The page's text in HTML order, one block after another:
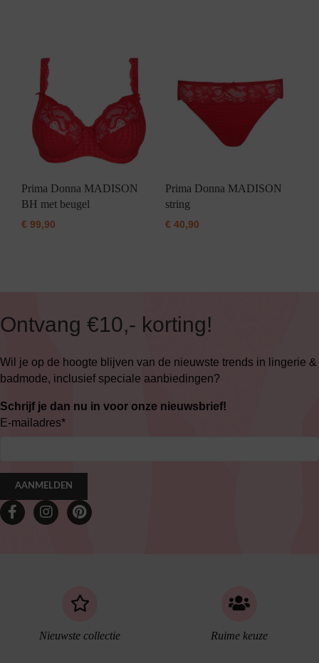
Prima Donna MADISON
BH met beugel
€ 99,90
Prima Donna MADISON
string
€40,90
Ontvang €10,- korting!
Wil je op de hoogte blijven van de nieuwste trends in lingerie &
badmode, inclusief speciale aanbiedingen?
Schrijf je dan nu in voor onze nieuwsbrief!
E-mailadres*
AANMELDEN
Nieuwste collectie Ruime keuze